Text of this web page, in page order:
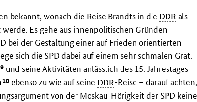
bekannt, wonach die Reise Brandts in die DDR als
Es gehe aus innenpolitischen Gründen
bei der Gestaltung einer auf Frieden orientierten
sich die SPD dabei auf einem sehr schmalen Grat.
9 und seine Aktivitäten anlässlich des 15. Jahrestages
10 ebenso zu wie auf seine DDR-Reise – darauf achten,
von der Moskau-Hörigkeit der SPD keine